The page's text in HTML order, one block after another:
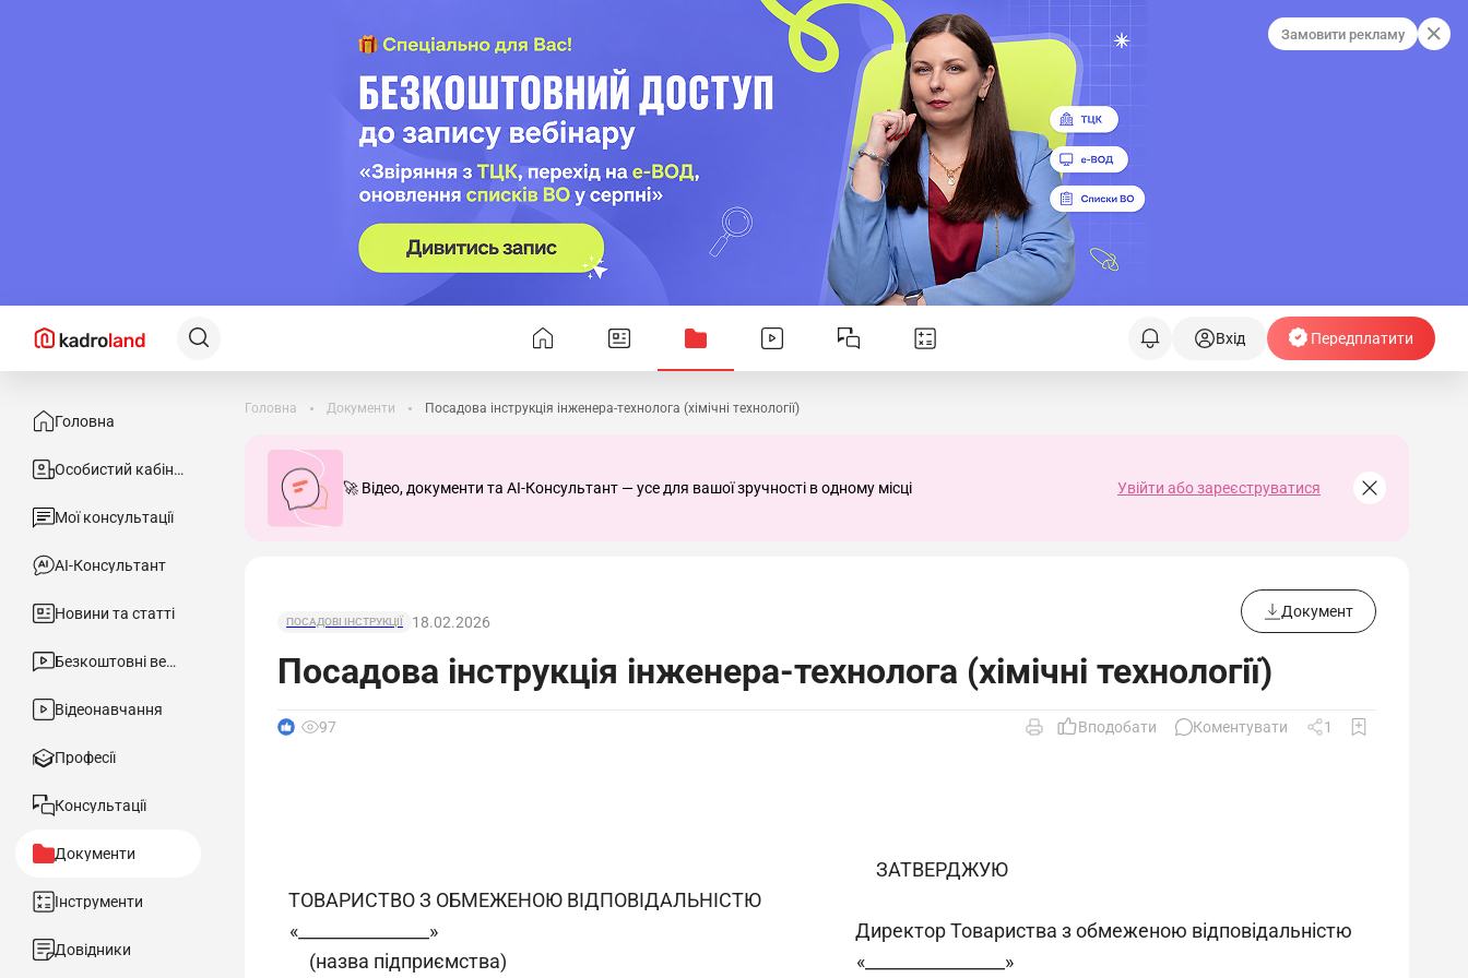
Замовити рекламу
Вхід Передплатити
Головна
Особистий кабінет
Мої консультації
АІ-Консультант
Новини та статті
Безкоштовні вебінари
Відеонавчання
Професії
Консультації
Документи
Інструменти
Довідники
Головна Документи Посадова інструкція інженера-технолога (хімічні технології)
🚀 Відео, документи та AI-Консультант — усе для вашої зручності в одному місці Увійти або зареєструватися
ПОСАДОВІ ІНСТРУКЦІЇ 18.02.2026
Документ
Посадова інструкція інженера-технолога (хімічні технології)
1 97 Вподобати Коментувати 1
ТОВАРИСТВО З ОБМЕЖЕНОЮ ВІДПОВІДАЛЬНІСТЮ
«_______________»
(назва підприємства)
ЗАТВЕРДЖУЮ
Директор Товариства з обмеженою відповідальністю
«________________»